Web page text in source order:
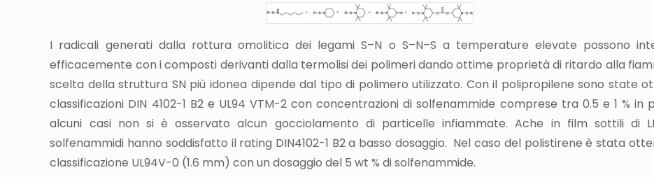
I radicali generati dalla rottura omolitica dei legami S–N o S–N–S a temperature elevate possono
efficacemente con i composti derivanti dalla termolisi dei polimeri dando ottime proprietà di ritardo alla
scelta della struttura SN più idonea dipende dal tipo di polimero utilizzato. Con il polipropilene sono state
classificazioni DIN 4102-1 B2 e UL94 VTM-2 con concentrazioni di solfenammide comprese tra 0.5 e 1 % in
alcuni casi non si è osservato alcun gocciolamento di particelle infiammate. Ache in film sottili di
solfenammidi hanno soddisfatto il rating DIN4102-1 B2 a basso dosaggio. Nel caso del polistirene è stata
classificazione UL94V-0 (1.6 mm) con un dosaggio del 5 wt % di solfenammide.